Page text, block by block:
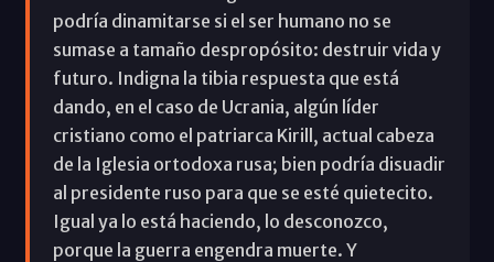
podría dinamitarse si el ser humano no se
sumase a tamaño despropósito: destruir vida y
futuro. Indigna la tibia respuesta que está
dando, en el caso de Ucrania, algún líder
cristiano como el patriarca Kirill, actual cabeza
de la Iglesia ortodoxa rusa; bien podría disuadir
al presidente ruso para que se esté quietecito.
Igual ya lo está haciendo, lo desconozco,
porque la guerra engendra muerte. Y